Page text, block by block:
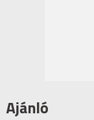
Ajánló